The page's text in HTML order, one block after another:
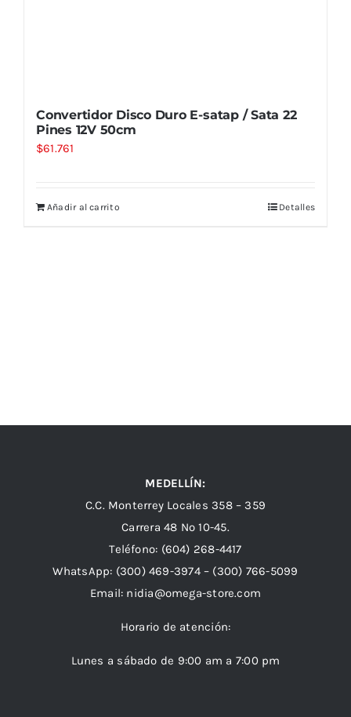
Convertidor Disco Duro E-satap / Sata 22
Pines 12V 50cm
$61.761
Añadir al carrito Detalles
MEDELLÍN:
C.C. Monterrey Locales 358 – 359
Carrera 48 Nº 10-45.
Teléfono: (604) 268-4417
WhatsApp: (300) 469-3974 – (300) 766-5099
Email: nidia@omega-store.com
Horario de atención:
Lunes a sábado de 9:00 am a 7:00 pm